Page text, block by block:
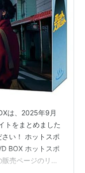
は、2025年9月
トをまとめました
い！ ホットスポ
BOX ホットスポ
売ページのリン